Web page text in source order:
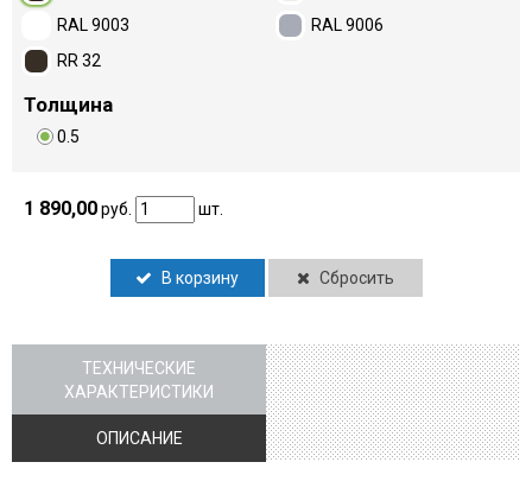
RAL 9003
RAL 9006
RR 32
Толщина
0.5
1 890,00руб. шт.
В корзину Сбросить
ТЕХНИЧЕСКИЕ
ХАРАКТЕРИСТИКИ
ОПИСАНИЕ